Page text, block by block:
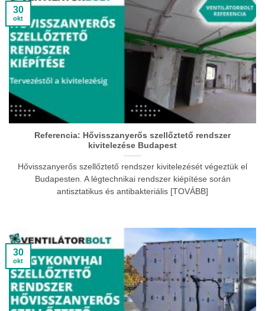
Referencia: Hővisszanyerős szellőztető rendszer
kivitelezése Budapest
Hővisszanyerős szellőztető rendszer kivitelezését végeztük el
Budapesten. A légtechnikai rendszer kiépítése során
antisztatikus és antibakteriális [TOVÁBB]
30
okt
30
okt